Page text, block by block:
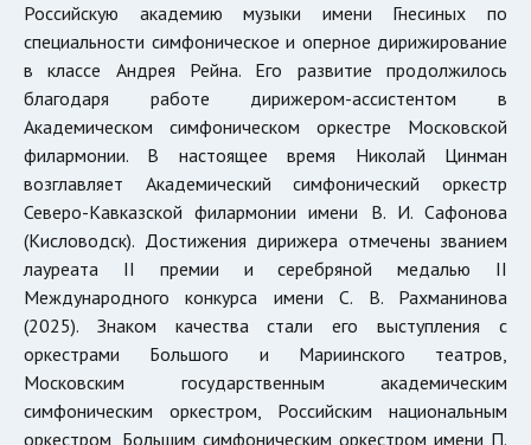
Российскую академию музыки имени Гнесиных по
специальности симфоническое и оперное дирижирование
в классе Андрея Рейна. Его развитие продолжилось
благодаря работе дирижером-ассистентом в
Академическом симфоническом оркестре Московской
филармонии. В настоящее время Николай Цинман
возглавляет Академический симфонический оркестр
Северо-Кавказской филармонии имени В. И. Сафонова
(Кисловодск). Достижения дирижера отмечены званием
лауреата II премии и серебряной медалью II
Международного конкурса имени С. В. Рахманинова
(2025). Знаком качества стали его выступления с
оркестрами Большого и Мариинского театров,
Московским государственным академическим
симфоническим оркестром, Российским национальным
оркестром, Большим симфоническим оркестром имени П.